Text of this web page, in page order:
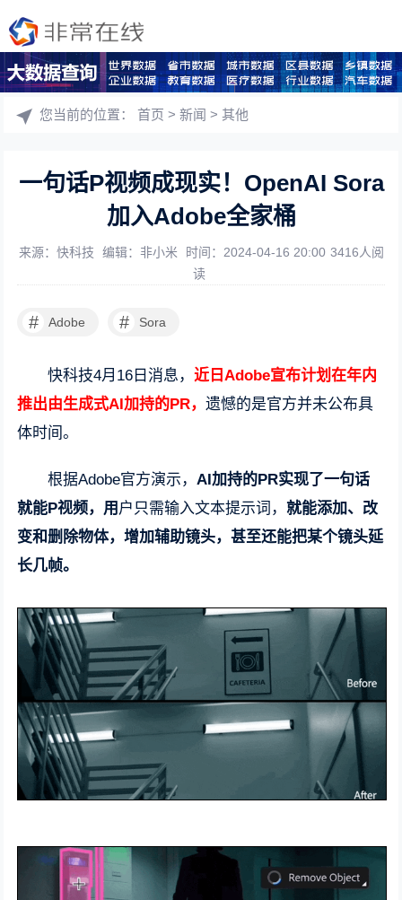
您当前的位置：首页 >新闻 >其他
一句话P视频成现实！OpenAI Sora
加入Adobe全家桶
来源：快科技 编辑：非小米 时间：2024-04-16 20:00 3416人阅
读
# Adobe # Sora
快科技4月16日消息，近日Adobe宣布计划在年内
推出由生成式AI加持的PR，遗憾的是官方并未公布具
体时间。
根据Adobe官方演示，AI加持的PR实现了一句话
就能P视频，用 户只需输入文本提示词，就能添加、改
变和删除物体，增加辅助镜头，甚至还能把某个镜头延
长几帧。